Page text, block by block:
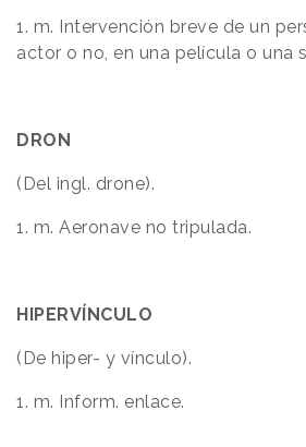
1. m. Intervención breve de un
actor o no, en una película o una
DRON
(Del ingl. drone).
1. m. Aeronave no tripulada.
HIPERVÍNCULO
(De hiper- y vínculo).
1. m. Inform. enlace.